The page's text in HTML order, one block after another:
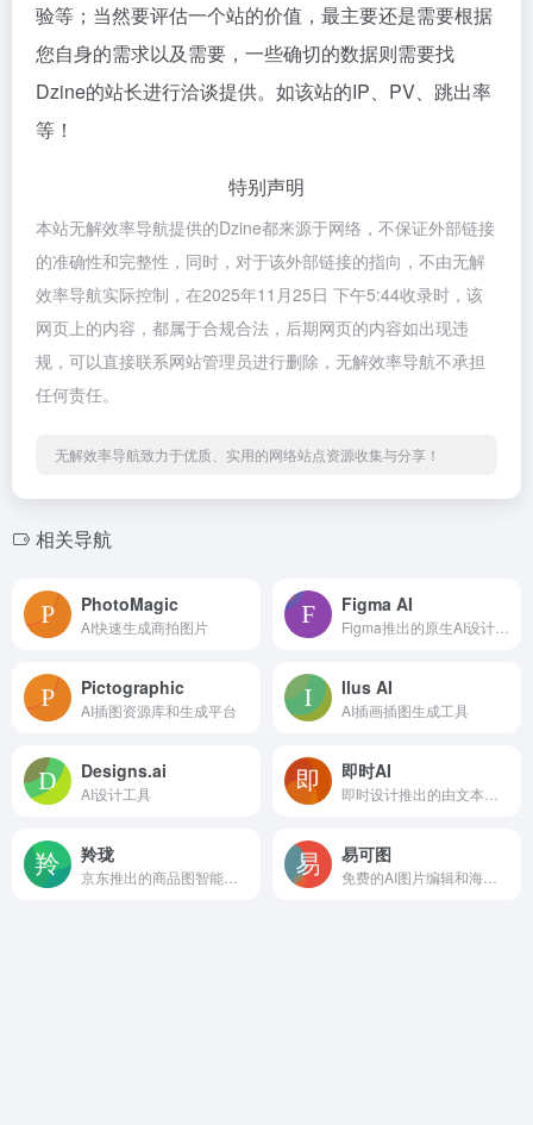
验等；当然要评估一个站的价值，最主要还是需要根据
您自身的需求以及需要，一些确切的数据则需要找
Dzine的站长进行洽谈提供。如该站的IP、PV、跳出率
等！
特别声明
本站无解效率导航提供的Dzine都来源于网络，不保证外部链接
的准确性和完整性，同时，对于该外部链接的指向，不由无解
效率导航实际控制，在2025年11月25日 下午5:44收录时，该
网页上的内容，都属于合规合法，后期网页的内容如出现违
规，可以直接联系网站管理员进行删除，无解效率导航不承担
任何责任。
无解效率导航致力于优质、实用的网络站点资源收集与分享！
相关导航
PhotoMagic
AI快速生成商拍图片
Figma AI
Pictographic
AI插图资源库和生成平台
Ilus AI
AI插画插图生成工具
Designs.ai
AI设计工具
即时AI
羚珑 易可图